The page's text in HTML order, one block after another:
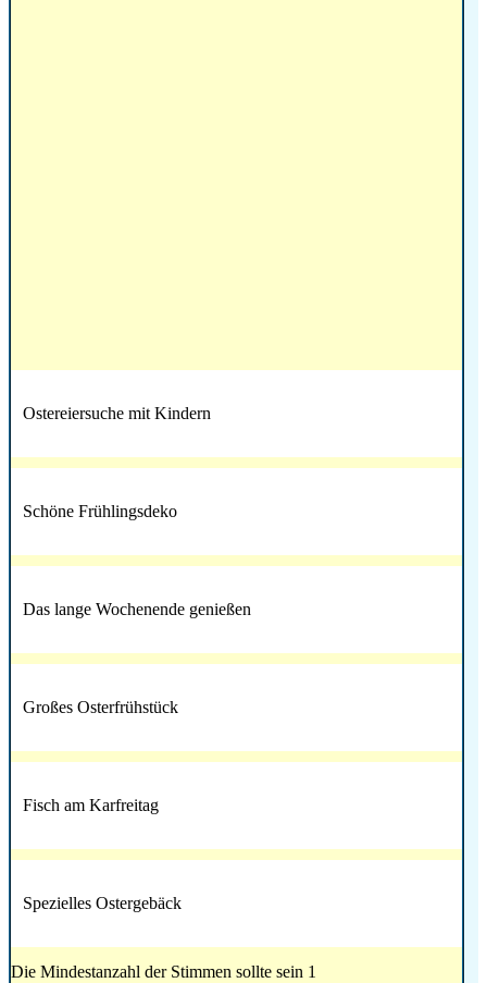
Ostereiersuche mit Kindern
Schöne Frühlingsdeko
Das lange Wochenende genießen
Großes Osterfrühstück
Fisch am Karfreitag
Spezielles Ostergebäck
Die Mindestanzahl der Stimmen sollte sein 1